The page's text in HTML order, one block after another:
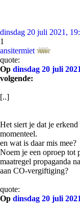
dinsdag 20 juli 2021,
1
ansitermiet
quote:
Op dinsdag 20 juli
volgende:
[..]
Het siert je dat je
momenteel.
en wat is daar mis mee?
Noem je een oproep tot
maatregel propaganda
aan CO-vergiftiging?
quote:
Op dinsdag 20 juli